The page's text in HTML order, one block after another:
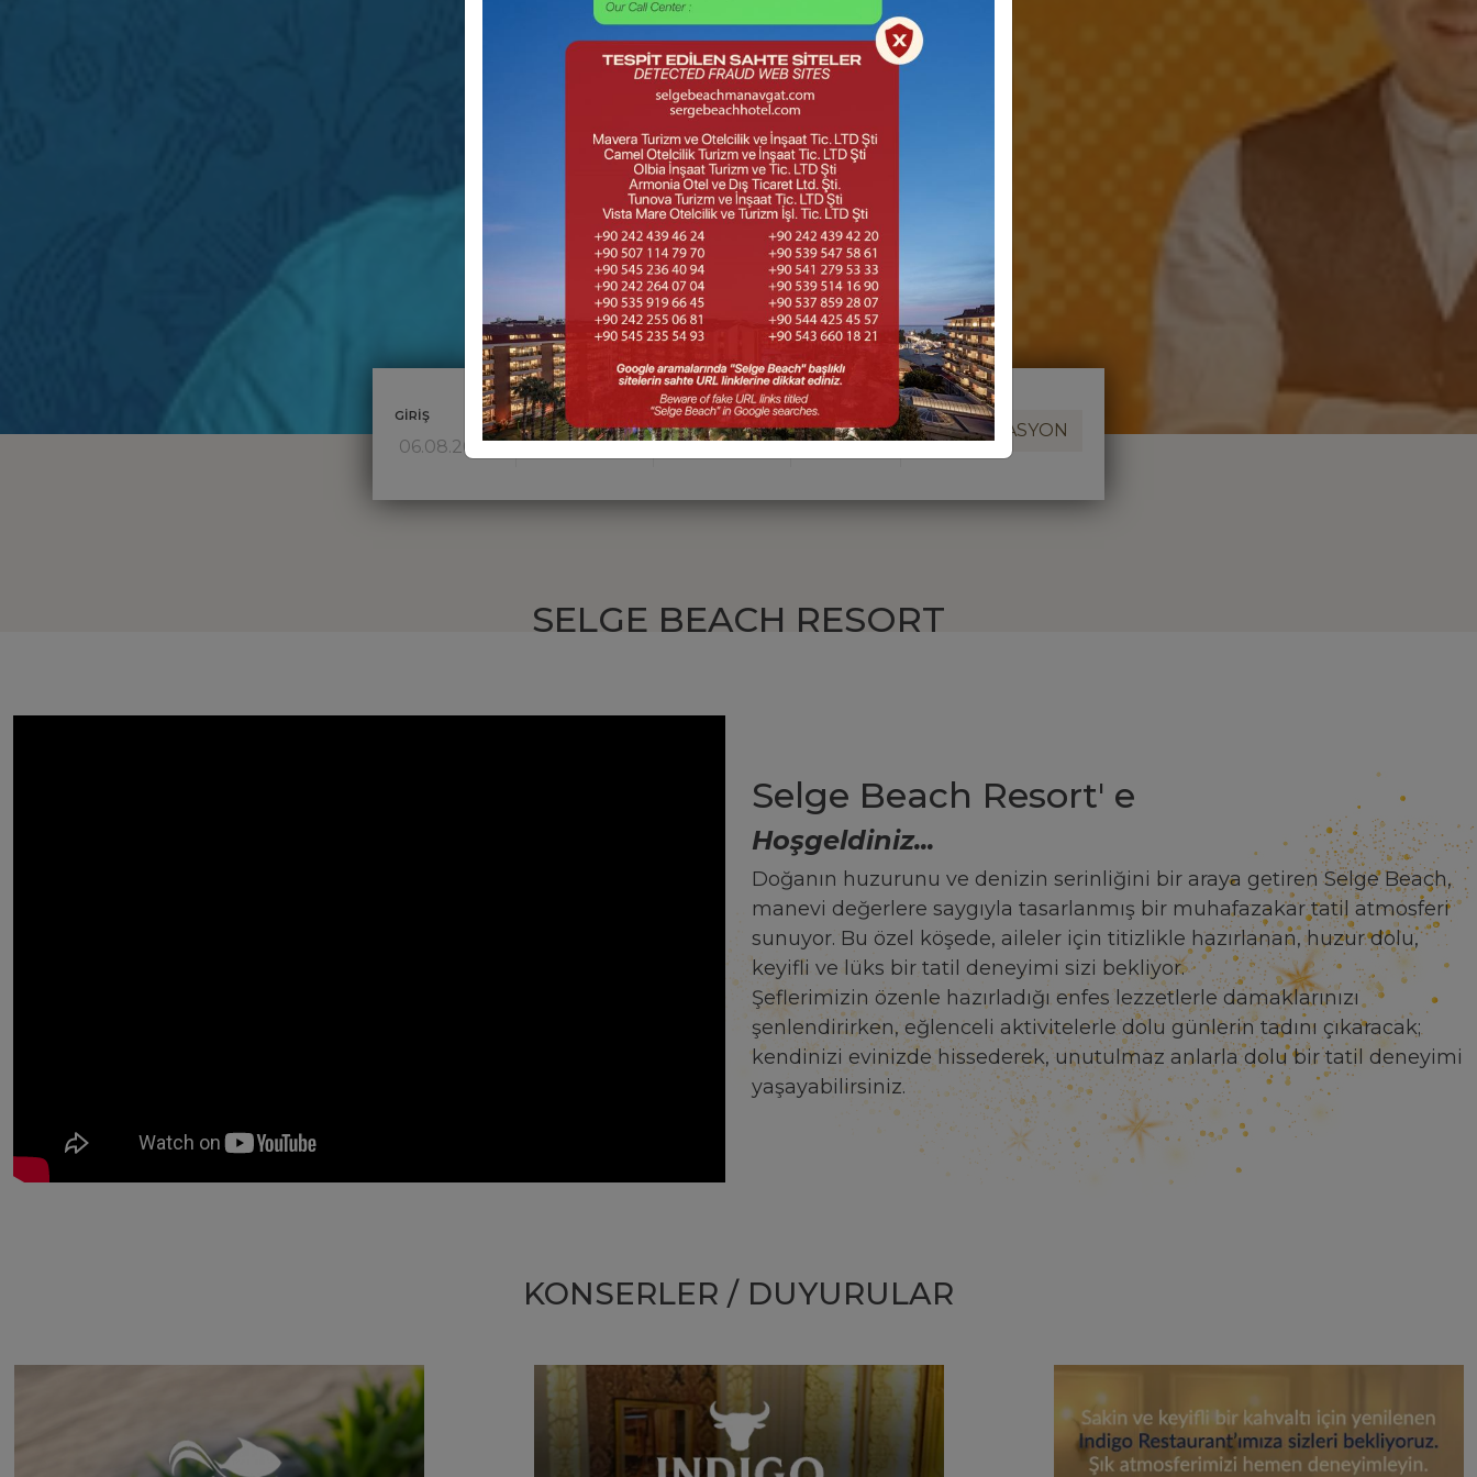
GİRİŞ ÇIKIŞ YETİŞKİN ÇOCUK
REZERVASYON
SELGE BEACH RESORT
Selge Beach Resort' e
Hoşgeldiniz...
Doğanın huzurunu ve denizin serinliğini bir araya getiren Selge Beach,
manevi değerlere saygıyla tasarlanmış bir muhafazakar tatil atmosferi
sunuyor. Bu özel köşede, aileler için titizlikle hazırlanan, huzur dolu,
keyifli ve lüks bir tatil deneyimi sizi bekliyor.
Şeflerimizin özenle hazırladığı enfes lezzetlerle damaklarınızı
şenlendirirken, eğlenceli aktivitelerle dolu günlerin tadını çıkaracak;
kendinizi evinizde hissederek, unutulmaz anlarla dolu bir tatil deneyimi
yaşayabilirsiniz.
KONSERLER / DUYURULAR